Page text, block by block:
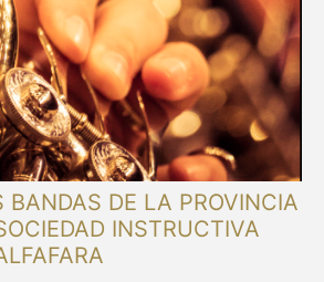
BANDAS DE LA PROVINCIA
INSTRUCTIVA